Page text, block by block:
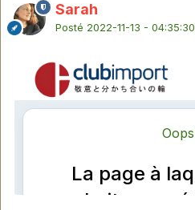
Sarah
Posté 2022-11-13 - 04:35:30